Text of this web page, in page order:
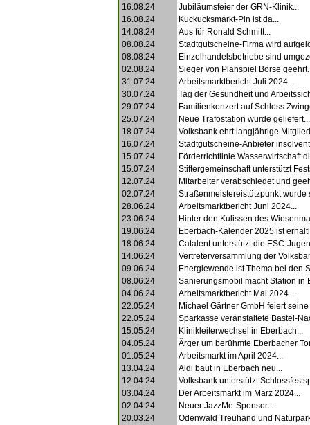
16.08.24
Jubiläumsfeier der GRN-Klinik...
16.08.24
Kuckucksmarkt-Pin ist da...
14.08.24
Aus für Ronald Schmitt...
08.08.24
Stadtgutscheine-Firma wird
08.08.24
Einzelhandelsbetriebe sind
02.08.24
Sieger von Planspiel Börse
31.07.24
Arbeitsmarktbericht Juli 2024...
30.07.24
Tag der Gesundheit und
29.07.24
Familienkonzert auf Schloss
25.07.24
Neue Trafostation wurde geliefert...
18.07.24
Volksbank ehrt langjährige
16.07.24
Stadtgutscheine-Anbieter
15.07.24
Förderrichtlinie Wasserwirtschaft
15.07.24
Stiftergemeinschaft unterstützt
12.07.24
Mitarbeiter verabschiedet und
02.07.24
Straßenmeistereistützpunkt wurde
28.06.24
Arbeitsmarktbericht Juni 2024...
23.06.24
Hinter den Kulissen des
19.06.24
Eberbach-Kalender 2025 ist
18.06.24
Catalent unterstützt die ESC-
14.06.24
Vertreterversammlung der
09.06.24
Energiewende ist Thema bei den
08.06.24
Sanierungsmobil macht Station in
04.06.24
Arbeitsmarktbericht Mai 2024...
22.05.24
Michael Gärtner GmbH feiert
22.05.24
Sparkasse veranstaltete Bastel-
15.05.24
Klinikleiterwechsel in Eberbach...
04.05.24
Ärger um berühmte Eberbacher
01.05.24
Arbeitsmarkt im April 2024...
13.04.24
Aldi baut in Eberbach neu...
12.04.24
Volksbank unterstützt
03.04.24
Der Arbeitsmarkt im März 2024...
02.04.24
Neuer JazzMe-Sponsor...
20.03.24
Odenwald Treuhand und